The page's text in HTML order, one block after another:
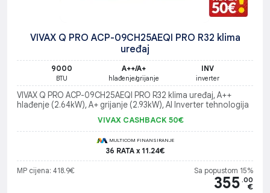
VIVAX Q PRO ACP-09CH25AEQI PRO R32 klima
uređaj
9000
BTU
A++/A+
hlađenje/grijanje
INV
inverter
VIVAX Q PRO ACP-09CH25AEQI PRO R32 klima uređaj, A++
hlađenje (2.64kW), A+ grijanje (2.93kW), AI Inverter tehnologija
VIVAX CASHBACK 50€
MULTICOM FINANSIRANJE
36 RATA x 11.24€
MP cijena: 418.9€ Sa popustom 15%
355 .00
€